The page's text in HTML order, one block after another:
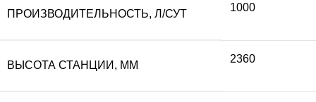
ПРОИЗВОДИТЕЛЬНОСТЬ, Л/СУТ
1000
ВЫСОТА СТАНЦИИ, ММ
2360